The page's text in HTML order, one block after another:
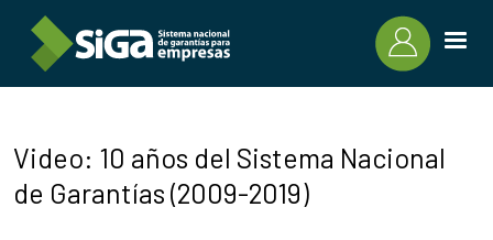
Pasar al contenido principal
Video: 10 años del Sistema Nacional
de Garantías (2009-2019)